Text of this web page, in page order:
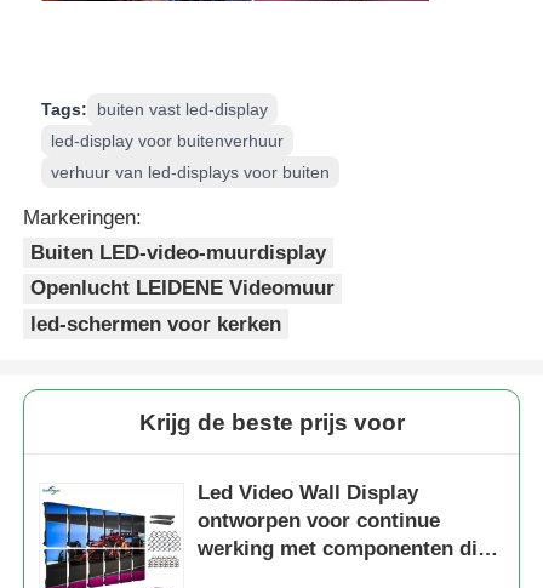
Tags:
buiten vast led-display
led-display voor buitenverhuur
verhuur van led-displays voor buiten
Markeringen:
Buiten LED-video-muurdisplay
Openlucht LEIDENE Videomuur
led-schermen voor kerken
Krijg de beste prijs voor
Led Video Wall Display
ontworpen voor continue
werking met componenten die